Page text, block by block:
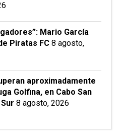
Mario García
Piratas FC 8 agosto,
aproximadamente
Golfina, en Cabo San
8 agosto, 2026